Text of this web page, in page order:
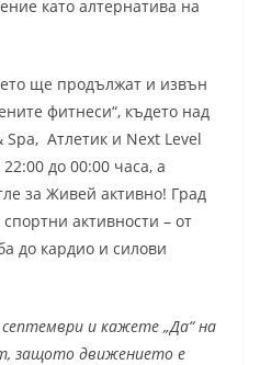
като алтернатива на
ще продължат и извън
фитнеси“, където над
Spa, Атлетик и Next Level
до 00:00 часа, а
за Живей активно! Град
активности – от
до кардио и силови
и кажете „Да“ на
защото движението е